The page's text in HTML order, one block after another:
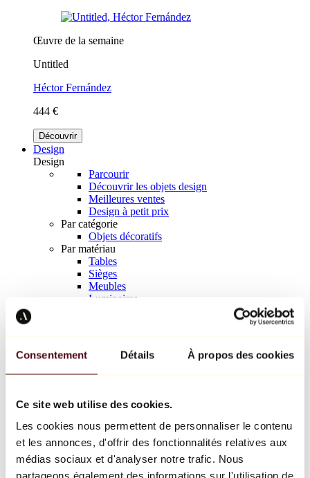
Consentement Détails À propos des cookies
Ce site web utilise des cookies.
Les cookies nous permettent de personnaliser le contenu
et les annonces, d'offrir des fonctionnalités relatives aux
médias sociaux et d'analyser notre trafic. Nous
partageons également des informations sur l'utilisation de
Œuvre de la semaine
Untitled
Héctor Fernández
444 €
Découvrir
Design
Design
Parcourir
Découvrir les objets design
Meilleures ventes
Design à petit prix
Par catégorie
Objets décoratifs
Par matériau
Tables
Sièges
Meubles
Luminaires
Richard Orlinski
Keith Haring
Jeff Koons
Jean-Michel Basquiat
Tous les designers
Œuvre de la semaine